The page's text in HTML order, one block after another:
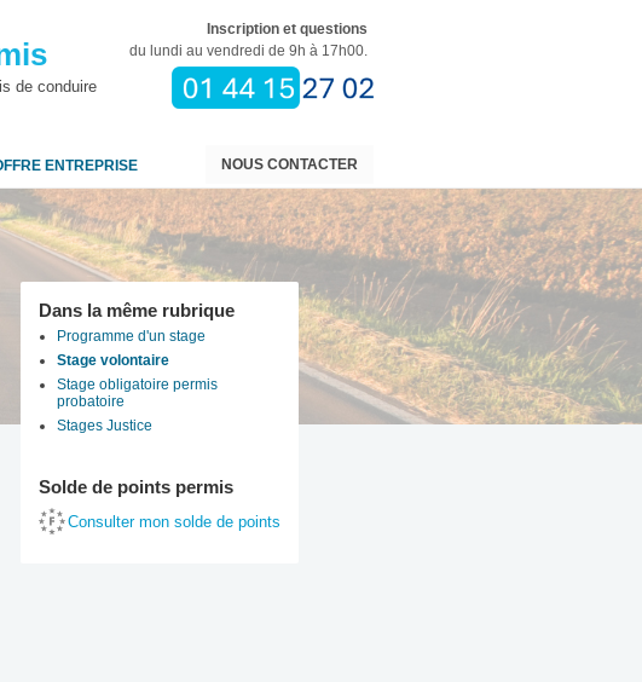
de conduire
Inscription et questions
du lundi au vendredi de 9h à 17h00.
NOUS CONTACTER
ENTREPRISE
Dans la même rubrique
Programme d'un stage
Stage volontaire
Stage obligatoire permis
probatoire
Stages Justice
Solde de points permis
Consulter mon solde de points